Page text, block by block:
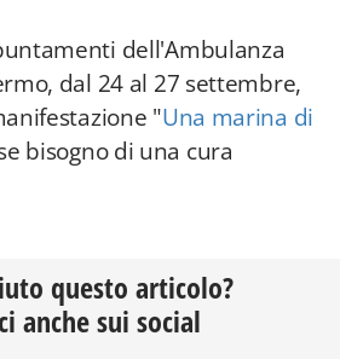
dell'Ambulanza
dal 24 al 27 settembre,
"Una marina di
bisogno di una cura
questo articolo?
anche sui social